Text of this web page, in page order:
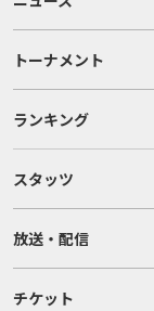
トーナメント
ランキング
スタッツ
放送・配信
チケット